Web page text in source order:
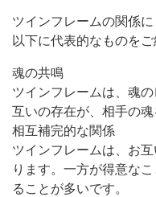
ツインフレームの関係
以下に代表的なものをご
魂の共鳴
ツインフレームは、魂
互いの存在が、相手の
相互補完的な関係
ツインフレームは、お
ります。一方が得意な
ることが多いです。